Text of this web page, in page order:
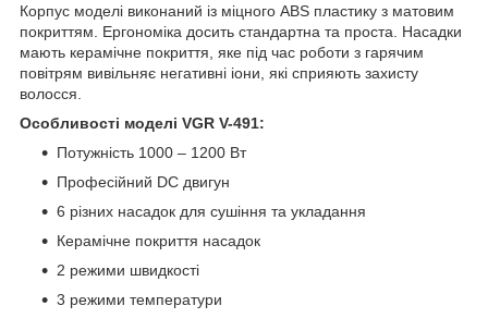
Корпус моделі виконаний із міцного ABS пластику з матовим
покриттям. Ергономіка досить стандартна та проста. Насадки
мають керамічне покриття, яке під час роботи з гарячим
повітрям вивільняє негативні іони, які сприяють захисту
волосся.
Особливості моделі VGR V-491:
Потужність 1000 – 1200 Вт
Професійний DC двигун
6 різних насадок для сушіння та укладання
Керамічне покриття насадок
2 режими швидкості
3 режими температури